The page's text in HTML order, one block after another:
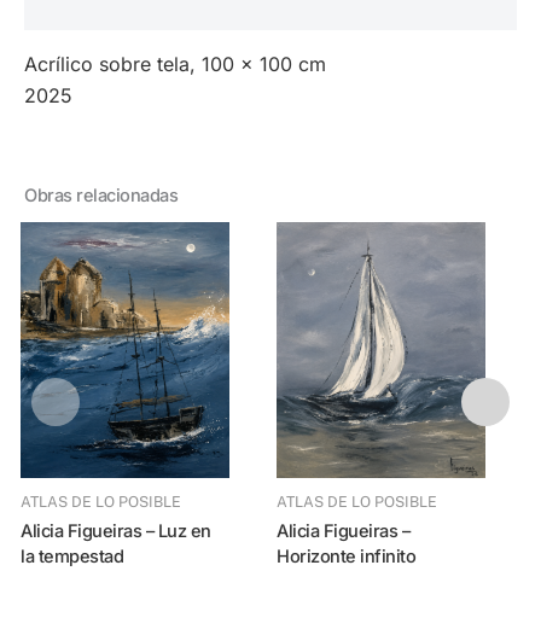
Acrílico sobre tela, 100 x 100 cm
2025
Obras relacionadas
ATLAS DE LO POSIBLE
Alicia Figueiras – Luz en
la tempestad
ATLAS DE LO POSIBLE
Alicia Figueiras –
Horizonte infinito